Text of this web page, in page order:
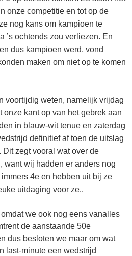
onze competitie en tot op de
nog kans om kampioen te
’s ochtends zou verliezen. En
dus kampioen werd, vond
maken om niet op te komen
voortijdig weten, namelijk vrijdag
onze kant op van het gebrek aan
in blauw-wit tenue en zaterdag
definitief af toen de uitslag
zegt vooral wat over de
want wij hadden er anders nog
4e en hebben uit bij ze
uitdaging voor ze..
we ook nog eens vanalles
de aanstaande 50e
dus besloten we maar om wat
last-minute een wedstrijd